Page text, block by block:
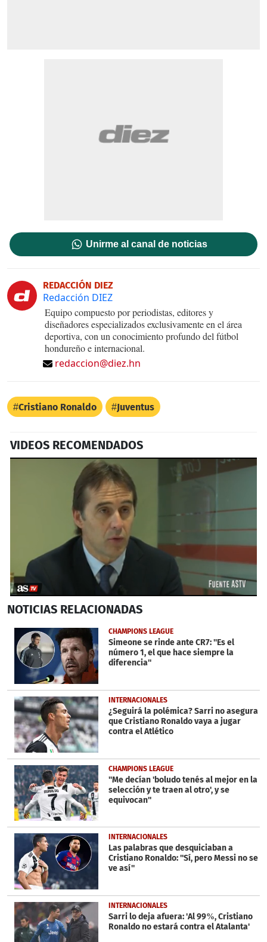
Unirme al canal de noticias
REDACCIÓN DIEZ
Redacción DIEZ
Equipo compuesto por periodistas, editores y
diseñadores especializados exclusivamente en el área
deportiva, con un conocimiento profundo del fútbol
hondureño e internacional.
redaccion@diez.hn
Cristiano Ronaldo Juventus
VIDEOS RECOMENDADOS
seconds
34
seconds
NOTICIAS RELACIONADAS
CHAMPIONS LEAGUE
Simeone se rinde ante CR7: ''Es el
número 1, el que hace siempre la
diferencia''
INTERNACIONALES
¿Seguirá la polémica? Sarri no asegura
que Cristiano Ronaldo vaya a jugar
contra el Atlético
CHAMPIONS LEAGUE
''Me decían 'boludo tenés al mejor en la
selección y te traen al otro', y se
equivocan''
INTERNACIONALES
Las palabras que desquiciaban a
Cristiano Ronaldo: ''Sí, pero Messi no se
ve así''
INTERNACIONALES
Sarri lo deja afuera: 'Al 99%, Cristiano
Ronaldo no estará contra el Atalanta'